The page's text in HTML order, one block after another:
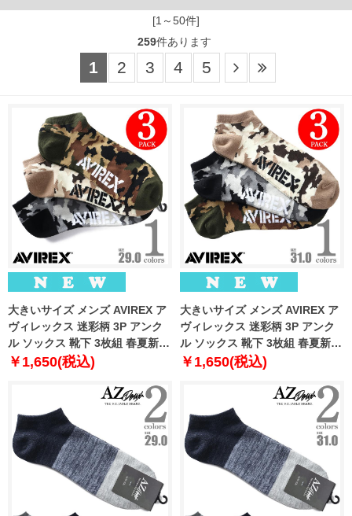
[1～50件]
259件あります
1 2 3 4 5
大きいサイズ メンズ AVIREX ア
ヴィレックス 迷彩柄 3P アンク
ル ソックス 靴下 3枚組 春夏新作
81713400
￥1,650(税込)
大きいサイズ メンズ AVIREX ア
ヴィレックス 迷彩柄 3P アンク
ル ソックス 靴下 3枚組 春夏新作
81713500
￥1,650(税込)